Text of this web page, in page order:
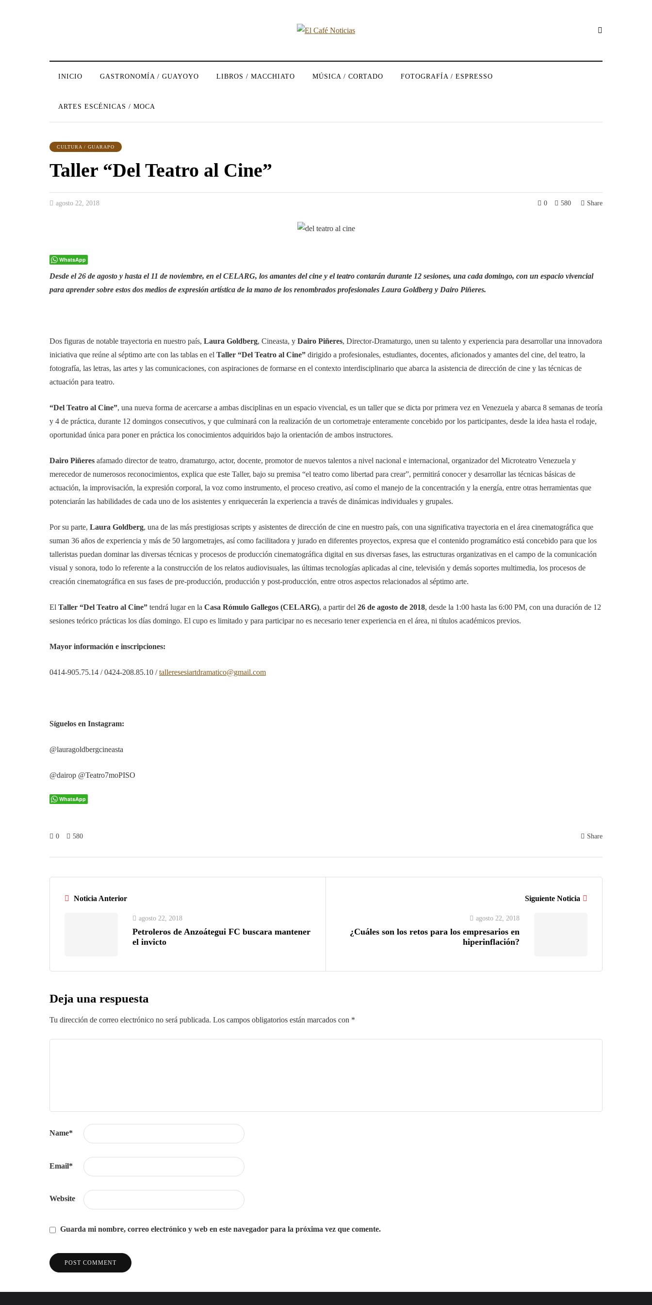
INICIO GASTRONOMÍA / GUAYOYO LIBROS / MACCHIATO MÚSICA / CORTADO FOTOGRAFÍA / ESPRESSO
ARTES ESCÉNICAS / MOCA
CULTURA / GUARAPO
Taller “Del Teatro al Cine”
agosto 22, 2018 0 580 Share
WhatsApp
Desde el 26 de agosto y hasta el 11 de noviembre, en el CELARG, los amantes del cine y el teatro contarán durante 12 sesiones, una cada domingo, con un espacio vivencial
para aprender sobre estos dos medios de expresión artística de la mano de los renombrados profesionales Laura Goldberg y Dairo Piñeres.
Dos figuras de notable trayectoria en nuestro país, Laura Goldberg, Cineasta, y Dairo Piñeres, Director-Dramaturgo, unen su talento y experiencia para desarrollar una innovadora
iniciativa que reúne al séptimo arte con las tablas en el Taller “Del Teatro al Cine” dirigido a profesionales, estudiantes, docentes, aficionados y amantes del cine, del teatro, la
fotografía, las letras, las artes y las comunicaciones, con aspiraciones de formarse en el contexto interdisciplinario que abarca la asistencia de dirección de cine y las técnicas de
actuación para teatro.
“Del Teatro al Cine”, una nueva forma de acercarse a ambas disciplinas en un espacio vivencial, es un taller que se dicta por primera vez en Venezuela y abarca 8 semanas de teoría
y 4 de práctica, durante 12 domingos consecutivos, y que culminará con la realización de un cortometraje enteramente concebido por los participantes, desde la idea hasta el rodaje,
oportunidad única para poner en práctica los conocimientos adquiridos bajo la orientación de ambos instructores.
Dairo Piñeres afamado director de teatro, dramaturgo, actor, docente, promotor de nuevos talentos a nivel nacional e internacional, organizador del Microteatro Venezuela y
merecedor de numerosos reconocimientos, explica que este Taller, bajo su premisa “el teatro como libertad para crear”, permitirá conocer y desarrollar las técnicas básicas de
actuación, la improvisación, la expresión corporal, la voz como instrumento, el proceso creativo, así como el manejo de la concentración y la energía, entre otras herramientas que
potenciarán las habilidades de cada uno de los asistentes y enriquecerán la experiencia a través de dinámicas individuales y grupales.
Por su parte, Laura Goldberg, una de las más prestigiosas scripts y asistentes de dirección de cine en nuestro país, con una significativa trayectoria en el área cinematográfica que
suman 36 años de experiencia y más de 50 largometrajes, así como facilitadora y jurado en diferentes proyectos, expresa que el contenido programático está concebido para que los
talleristas puedan dominar las diversas técnicas y procesos de producción cinematográfica digital en sus diversas fases, las estructuras organizativas en el campo de la comunicación
visual y sonora, todo lo referente a la construcción de los relatos audiovisuales, las últimas tecnologías aplicadas al cine, televisión y demás soportes multimedia, los procesos de
creación cinematográfica en sus fases de pre-producción, producción y post-producción, entre otros aspectos relacionados al séptimo arte.
El Taller “Del Teatro al Cine” tendrá lugar en la Casa Rómulo Gallegos (CELARG), a partir del 26 de agosto de 2018, desde la 1:00 hasta las 6:00 PM, con una duración de 12
sesiones teórico prácticas los días domingo. El cupo es limitado y para participar no es necesario tener experiencia en el área, ni títulos académicos previos.
Mayor información e inscripciones:
0414-905.75.14 / 0424-208.85.10 /talleresesiartdramatico@gmail.com
Síguelos en Instagram:
@lauragoldbergcineasta
@dairop @Teatro7moPISO
WhatsApp
0 580 Share
Noticia Anterior
agosto 22, 2018
Petroleros de Anzoátegui FC buscara mantener
el invicto
Siguiente Noticia
agosto 22, 2018
¿Cuáles son los retos para los empresarios en
hiperinflación?
Deja una respuesta
Tu dirección de correo electrónico no será publicada. Los campos obligatorios están marcados con *
Name*
Email*
Website
Guarda mi nombre, correo electrónico y web en este navegador para la próxima vez que comente.